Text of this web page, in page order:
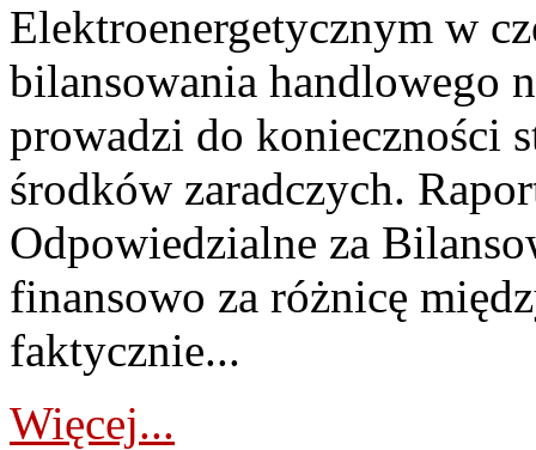
Elektroenergetycznym w
bilansowania handlowego
prowadzi do konieczności
środków zaradczych.
Odpowiedzialne za
finansowo za różnicę
faktycznie...
Więcej...